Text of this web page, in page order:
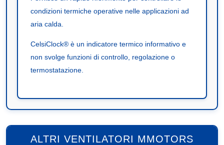
condizioni termiche operative nelle applicazioni ad
aria calda.
CelsiClock® è un indicatore termico informativo e
non svolge funzioni di controllo, regolazione o
termostatazione.
ALTRI VENTILATORI MMOTORS